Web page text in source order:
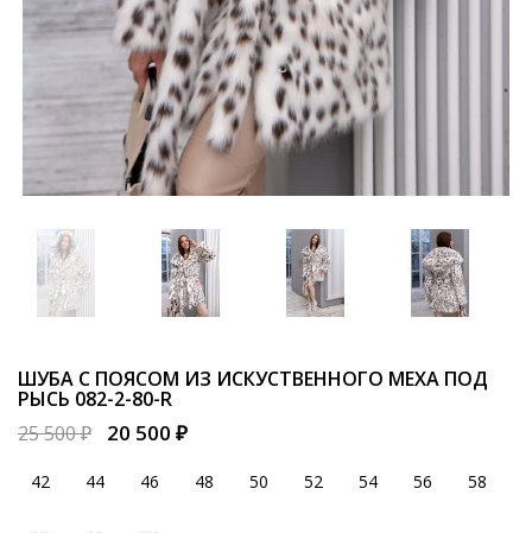
ШУБА С ПОЯСОМ ИЗ ИСКУСТВЕННОГО МЕХА ПОД
РЫСЬ 082-2-80-R
25 500 ₽
20 500 ₽
42 44 46 48 50 52 54 56 58